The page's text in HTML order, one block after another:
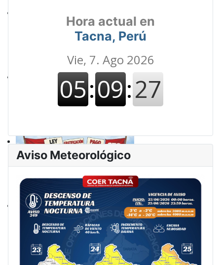
Hora actual en
Tacna, Perú
Aviso Meteorológico